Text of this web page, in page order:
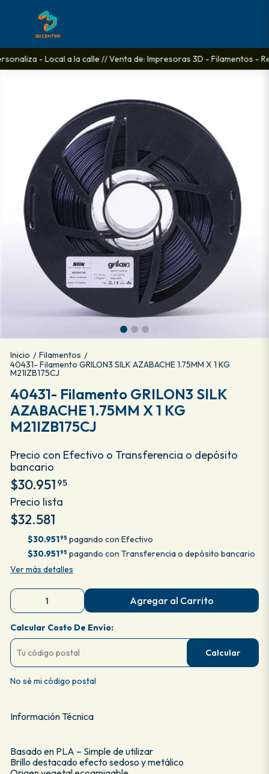
- Local a la calle // Venta de: Impresoras 3D - Filamentos -
Inicio / Filamentos /
40431- Filamento GRILON3 SILK AZABACHE 1.75MM X 1 KG
M21IZB175CJ
40431- Filamento GRILON3 SILK
AZABACHE 1.75MM X 1 KG
M21IZB175CJ
Precio con Efectivo o Transferencia o depósito
bancario
$30.951 95
Precio lista
$32.581
$30.95195 pagando con Efectivo
$30.95195 pagando con Transferencia o depósito bancario
Ver más detalles
Agregar al Carrito
Calcular Costo De Envío:
Calcular
No sé mi código postal
Información Técnica
Basado en PLA – Simple de utilizar
Brillo destacado efecto sedoso y metálico